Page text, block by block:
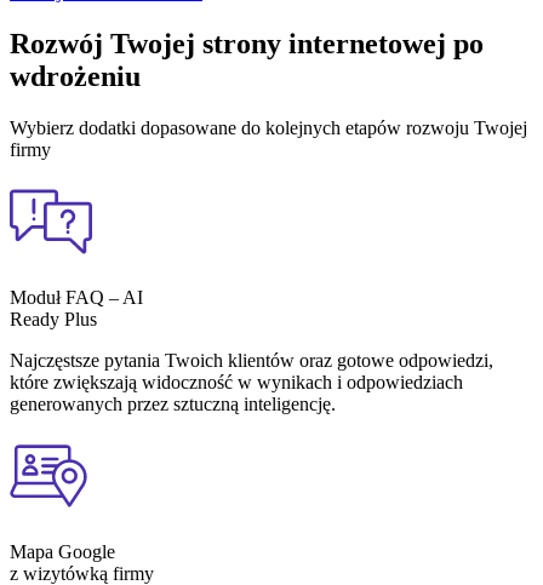
Rozwój Twojej strony internetowej po
wdrożeniu
Wybierz dodatki dopasowane do kolejnych etapów rozwoju Twojej
firmy
Moduł FAQ – AI
Ready Plus
Najczęstsze pytania Twoich klientów oraz gotowe odpowiedzi,
które zwiększają widoczność w wynikach i odpowiedziach
generowanych przez sztuczną inteligencję.
Mapa Google
z wizytówką firmy